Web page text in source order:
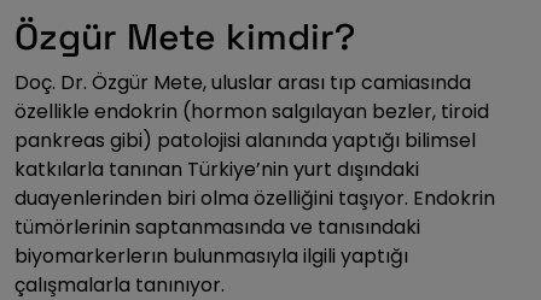
Özgür Mete kimdir?
Doç. Dr. Özgür Mete, uluslar arası tıp camiasında
özellikle endokrin (hormon salgılayan bezler, tiroid
pankreas gibi) patolojisi alanında yaptığı bilimsel
katkılarla tanınan Türkiye’nin yurt dışındaki
duayenlerinden biri olma özelliğini taşıyor. Endokrin
tümörlerinin saptanmasında ve tanısındaki
biyomarkerlerın bulunmasıyla ilgili yaptığı
çalışmalarla tanınıyor.